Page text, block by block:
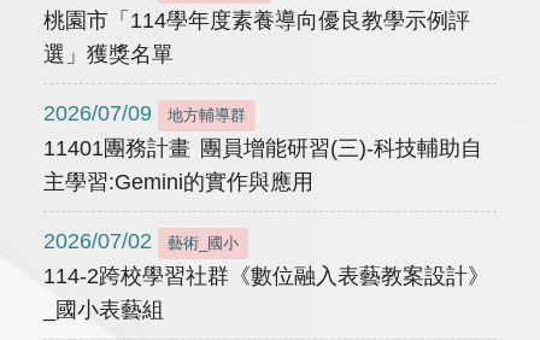
桃園市「114學年度素養導向優良教學示例評
選」獲獎名單
2026/07/09 地方輔導群
11401團務計畫 團員增能研習(三)-科技輔助自
主學習:Gemini的實作與應用
2026/07/02 藝術_國小
114-2跨校學習社群《數位融入表藝教案設計》
_國小表藝組